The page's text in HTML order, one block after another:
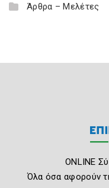
Άρθρα – Μελέτες
ONLINE
Όλα όσα αφορούν